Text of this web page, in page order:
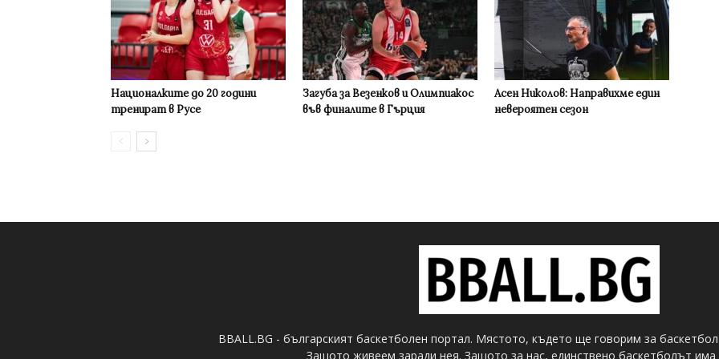
Националките до 20 години
тренират в Русе
Загуба за Везенков и Олимпиакос
във финалите в Гърция
Асен Николов: Направихме един
невероятен сезон
BBALL.BG - българският баскетболен портал. Мястото, където ще говорим за
Защото живеем заради нея. Защото за нас, единствено баскетболът има